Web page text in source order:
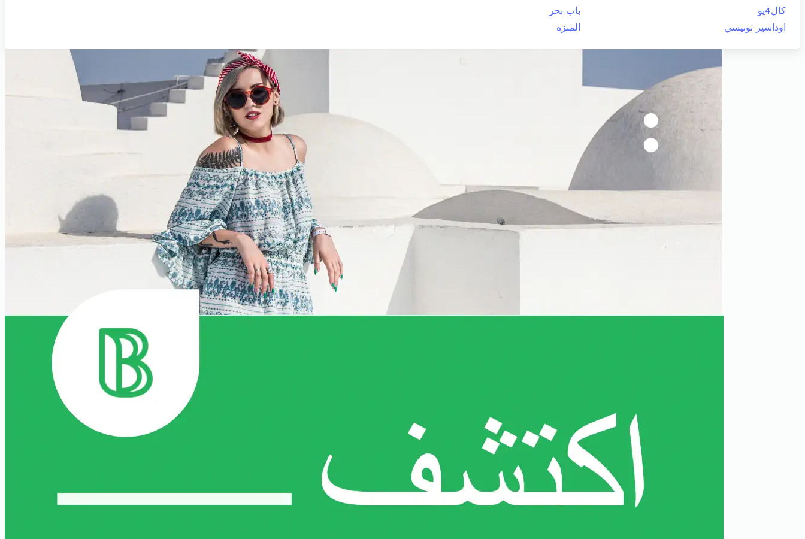
كال4يو
باب بحر
اوداسير تونيسي
المنزه